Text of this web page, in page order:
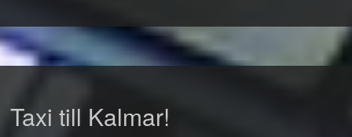
Taxi till Kalmar!